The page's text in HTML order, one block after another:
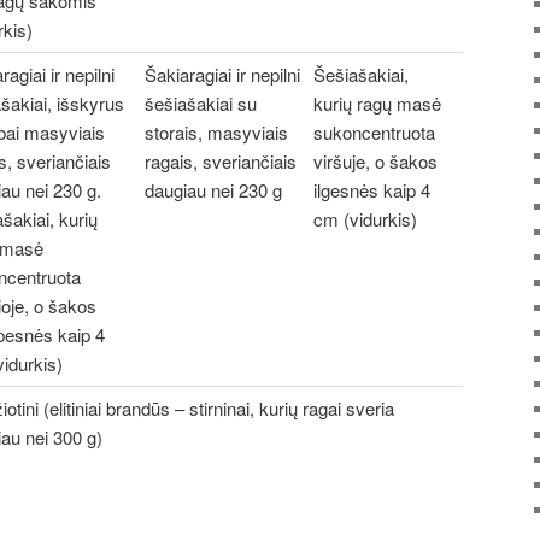
too. Wang Kang wants the craftsmen to make the
look beautiful, ASQ CSSGB PDF Download and the
Brother, do you want me to give you a few words of
The customer smiled at the wine and smiled at him.
ir nepilni
išskyrus
masyviais
sveriančiais
nei 230 g.
kurių
o šakos
kaip 4
Šakiaragiai ir nepilni
šešiašakiai su
storais, masyviais
ragais, sveriančiais
daugiau nei 230 g
Šešiašakiai,
kurių ragų masė
sukoncentruota
viršuje, o šakos
ilgesnės kaip 4
cm (vidurkis)
(elitiniai brandūs – stirninai, kurių ragai sveria
nei 300 g)